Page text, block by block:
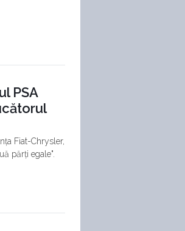
PSA
Fiat-Chrysler,
părți egale".